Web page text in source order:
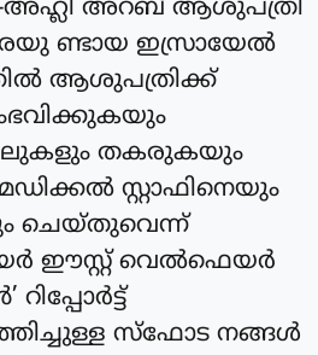
അറബ് ആശുപത്രി
ണ്ടായ ഇസ്രായേല്‍
ആശുപത്രിക്ക്
തകരുകയും
സ്റ്റാഫിനെയും
ചെയ്തുവെന്ന്
ഈസ്റ്റ് വെല്‍ഫെയര്‍
സ്‌ഫോട നങ്ങള്‍